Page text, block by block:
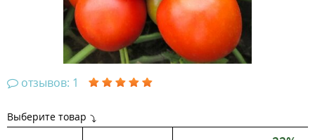
отзывов: 1
Выберите товар